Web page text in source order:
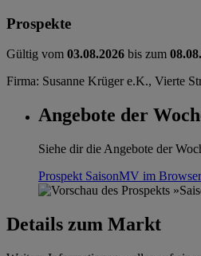
Prospekte
Gültig vom 03.08.2026 bis zum
Firma: Susanne Krüger e.K., Vierte
Angebote der
Siehe dir die Angebote der
Prospekt SaisonMV im
Details zum Markt